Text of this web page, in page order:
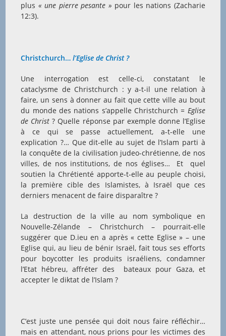
plus « une pierre pesante » pour les nations (Zacharie
12:3).
Christchurch… l’Eglise de Christ ?
Une interrogation est celle-ci, constatant le
cataclysme de Christchurch : y a-t-il une relation à
faire, un sens à donner au fait que cette ville au bout
du monde des nations s’appelle Christchurch = Eglise
de Christ ? Quelle réponse par exemple donne l’Eglise
à ce qui se passe actuellement, a-t-elle une
explication ?… Que dit-elle au sujet de l’Islam parti à
la conquête de la civilisation judeo-chrétienne, de nos
villes, de nos institutions, de nos églises… Et quel
soutien la Chrétienté apporte-t-elle au peuple choisi,
la première cible des Islamistes, à Israël que ces
derniers menacent de faire disparaître ?
La destruction de la ville au nom symbolique en
Nouvelle-Zélande – Christchurch – pourrait-elle
suggérer que D.ieu en a après « cette Eglise » – une
Eglise qui, au lieu de bénir Israël, fait tous ses efforts
pour boycotter les produits israéliens, condamner
l’Etat hébreu, affréter des bateaux pour Gaza, et
accepter le diktat de l’Islam ?
C’est juste une pensée qui doit nous faire réfléchir…
mais en attendant, nous prions pour les victimes des